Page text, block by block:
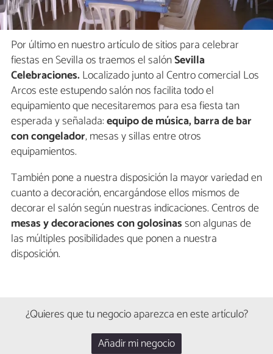
Por último en nuestro artículo de sitios para celebrar
fiestas en Sevilla os traemos el salónSevilla
Celebraciones.Localizado junto al Centro comercial Los
Arcos este estupendo salón nos facilita todo el
equipamiento que necesitaremos para esa fiesta tan
esperada y señalada:equipo de música, barra de bar
con congelador, mesas y sillas entre otros
equipamientos.
También pone a nuestra disposición la mayor variedad en
cuanto a decoración, encargándose ellos mismos de
decorar el salón según nuestras indicaciones. Centros de
mesas y decoraciones con golosinasson algunas de
las múltiples posibilidades que ponen a nuestra
disposición.
¿Quieres que tu negocio aparezca en este artículo?
Añadir mi negocio